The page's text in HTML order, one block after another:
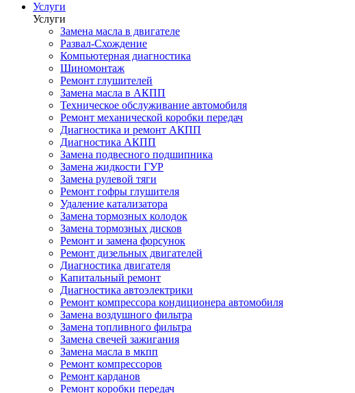
Услуги
Услуги
Замена масла в двигателе
Развал-Схождение
Компьютерная диагностика
Шиномонтаж
Ремонт глушителей
Замена масла в АКПП
Техническое обслуживание автомобиля
Ремонт механической коробки передач
Диагностика и ремонт АКПП
Диагностика АКПП
Замена подвесного подшипника
Замена жидкости ГУР
Замена рулевой тяги
Ремонт гофры глушителя
Удаление катализатора
Замена тормозных колодок
Замена тормозных дисков
Ремонт и замена форсунок
Ремонт дизельных двигателей
Диагностика двигателя
Капитальный ремонт
Диагностика автоэлектрики
Ремонт компрессора кондиционера автомобиля
Замена воздушного фильтра
Замена топливного фильтра
Замена свечей зажигания
Замена масла в мкпп
Ремонт компрессоров
Ремонт карданов
Ремонт коробки передач